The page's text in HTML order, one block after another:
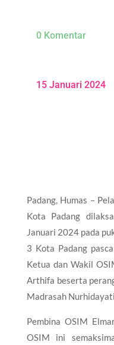
0 Komentar
15 Januari 2024
Padang, Humas –
Kota Padang
Januari 2024 pada
3 Kota Padang
Ketua dan Wakil
Arthifa beserta
Madrasah
Pembina OSIM
OSIM ini